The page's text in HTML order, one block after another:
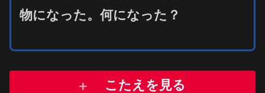
物になった。何になった？
こたえを見る